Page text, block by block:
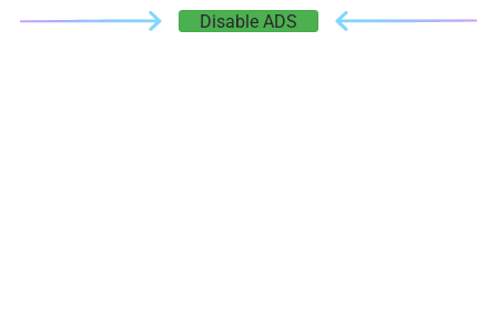
Disable ADS